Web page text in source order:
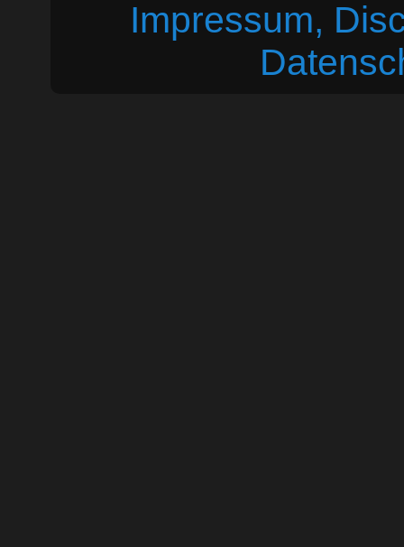
Impressum,